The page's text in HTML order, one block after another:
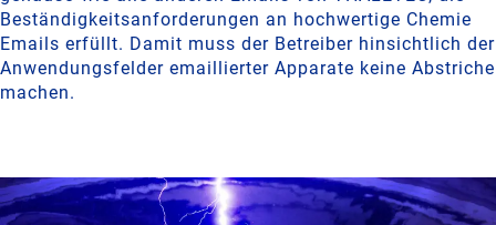
Beständigkeitsanforderungen an hochwertige Chemie
Emails erfüllt. Damit muss der Betreiber hinsichtlich der
Anwendungsfelder emaillierter Apparate keine Abstriche
machen.